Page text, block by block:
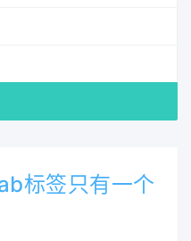
标签只有一个